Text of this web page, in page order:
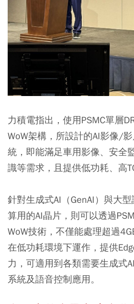
力積電指出，使用PSMC單層
WoW架構，所設計的AI影像/
統， 即能滿足車用影像、安全
識等需求，且提供低功耗、高
針對生成式AI（GenAI）與大
算用的AI晶片，則可以透過
WoW技術，不僅能處理超過
在低功耗環境下運作，提供
力，可適用到各類需要生成式
系統及語音控制應用。